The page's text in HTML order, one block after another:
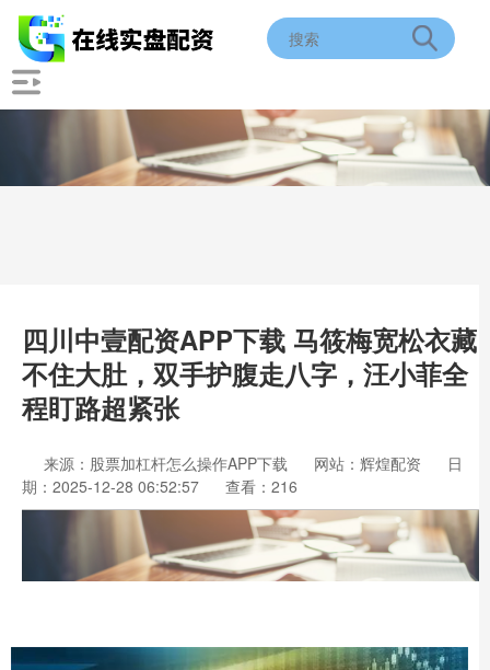
四川中壹配资APP下载 马筱梅宽松衣藏
不住大肚，双手护腹走八字，汪小菲全
程盯路超紧张
来源：股票加杠杆怎么操作APP下载 网站：辉煌配资
日
期：2025-12-28 06:52:57
查看：216